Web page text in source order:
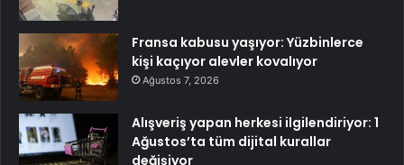
Fransa kabusu yaşıyor: Yüzbinlerce
kişi kaçıyor alevler kovalıyor
Ağustos 7, 2026
Alışveriş yapan herkesi ilgilendiriyor: 1
Ağustos’ta tüm dijital kurallar
değişiyor